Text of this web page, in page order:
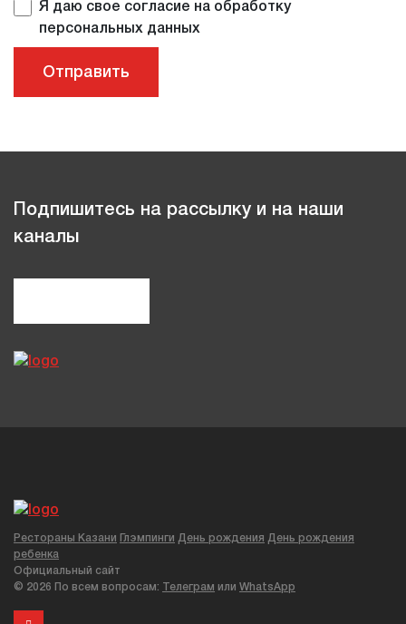
Я даю свое согласие на обработку
персональных данных
Подпишитесь на рассылку и на наши
каналы
Рестораны Казани Глэмпинги День рождения День рождения
ребенка
Официальный сайт
© 2026 По всем вопросам: Телеграм или WhatsApp